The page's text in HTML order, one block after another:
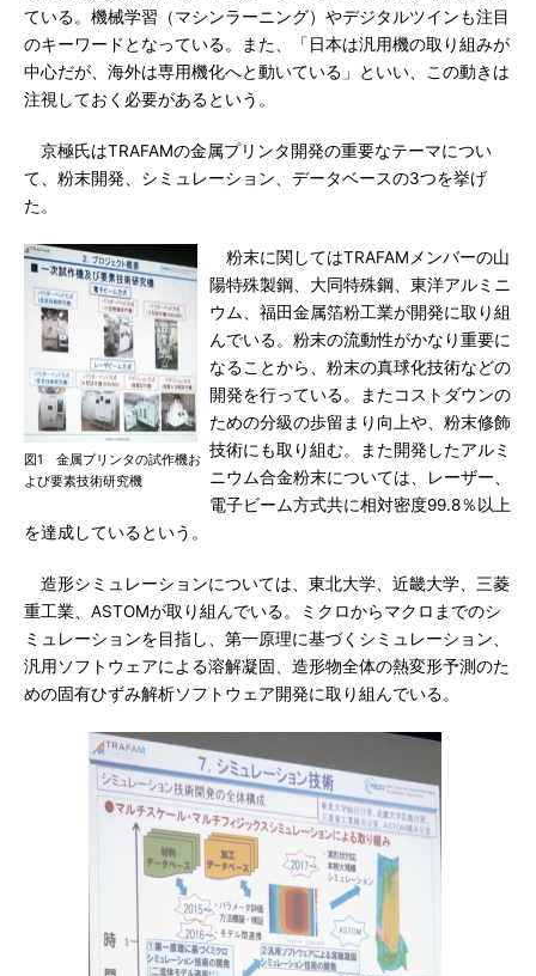
ている。機械学習（マシンラーニング）やデジタルツインも注目
のキーワードとなっている。また、「日本は汎用機の取り組みが
中心だが、海外は専用機化へと動いている」といい、この動きは
注視しておく必要があるという。
京極氏はTRAFAMの金属プリンタ開発の重要なテーマについ
て、粉末開発、シミュレーション、データベースの3つを挙げ
た。
図1 金属プリンタの試作機お
よび要素技術研究機
粉末に関してはTRAFAMメンバーの山
陽特殊製鋼、大同特殊鋼、東洋アルミニ
ウム、福田金属箔粉工業が開発に取り組
んでいる。粉末の流動性がかなり重要に
なることから、粉末の真球化技術などの
開発を行っている。またコストダウンの
ための分級の歩留まり向上や、粉末修飾
技術にも取り組む。また開発したアルミ
ニウム合金粉末については、レーザー、
電子ビーム方式共に相対密度99.8％以上
を達成しているという。
造形シミュレーションについては、東北大学、近畿大学、三菱
重工業、ASTOMが取り組んでいる。ミクロからマクロまでのシ
ミュレーションを目指し、第一原理に基づくシミュレーション、
汎用ソフトウェアによる溶解凝固、造形物全体の熱変形予測のた
めの固有ひずみ解析ソフトウェア開発に取り組んでいる。